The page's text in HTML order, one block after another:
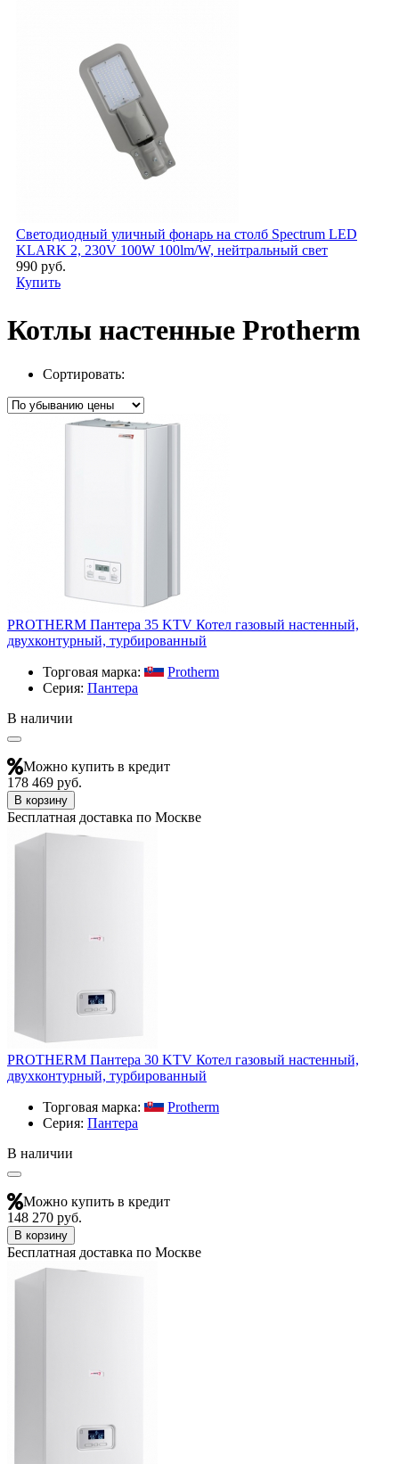
Светодиодный уличный фонарь на столб Spectrum LED
KLARK 2, 230V 100W 100lm/W, нейтральный свет
990 руб.
Купить
Котлы настенные Protherm
Сортировать:
PROTHERM Пантера 35 KTV Котел газовый настенный,
двухконтурный, турбированный
Торговая марка:
Protherm
Серия: Пантера
В наличии
Можно купить в кредит
178 469 руб.
В корзину
Бесплатная доставка по Москве
PROTHERM Пантера 30 KTV Котел газовый настенный,
двухконтурный, турбированный
Торговая марка:
Protherm
Серия: Пантера
В наличии
Можно купить в кредит
148 270 руб.
В корзину
Бесплатная доставка по Москве